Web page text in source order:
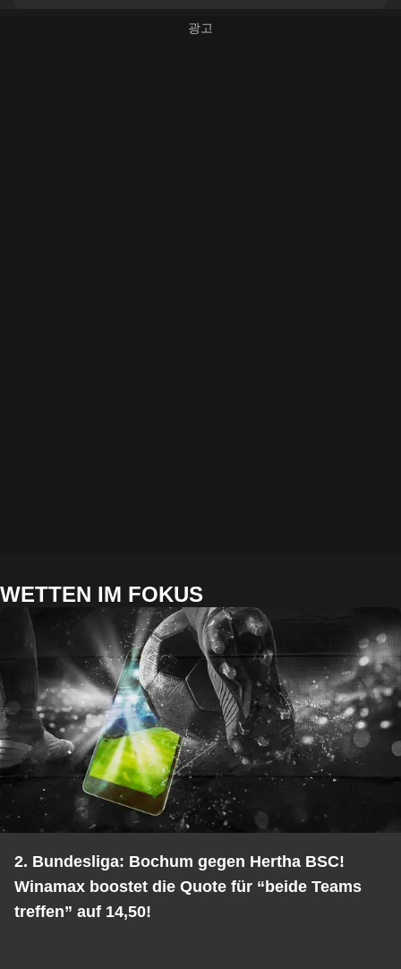
WETTEN IM FOKUS
2. Bundesliga: Bochum gegen Hertha BSC!
Winamax boostet die Quote für “beide Teams
treffen” auf 14,50!